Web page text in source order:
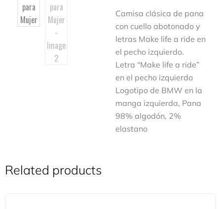
Camisa clásica de pana
con cuello abotonado y
letras Make life a ride en
el pecho izquierdo.
Letra “Make life a ride”
en el pecho izquierdo
Logotipo de BMW en la
manga izquierda, Pana
98% algodón, 2%
elastano
Related products